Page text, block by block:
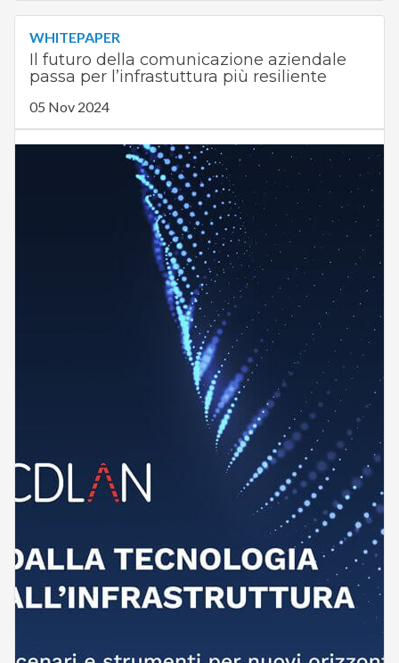
WHITEPAPER
Il futuro della comunicazione aziendale
passa per l’infrastuttura più resiliente
05 Nov 2024